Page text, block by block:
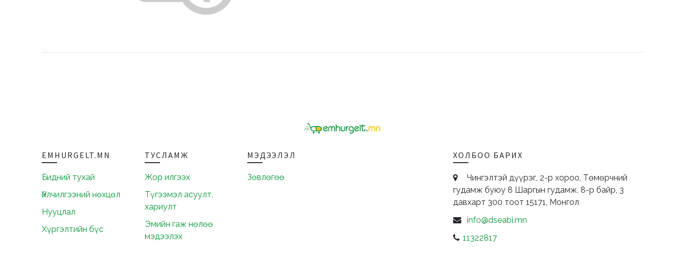
EMHURGELT.MN
Бидний тухай
Үйлчилгээний нөхцөл
Нууцлал
Хүргэлтийн бүс
ТУСЛАМЖ
Жор илгээх
Түгээмэл асуулт,
хариулт
Эмийн гаж нөлөө
мэдээлэх
МЭДЭЭЛЭЛ
Зөвлөгөө
ХОЛБОО БАРИХ
Чингэлтэй дүүрэг, 2-р хороо, Төмөрчний
гудамж буюу 8 Шаргын гудамж, 8-р байр, 3
давхарт 300 тоот 15171, Монгол
info@dseabi.mn
11322817